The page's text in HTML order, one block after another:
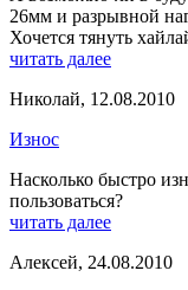
26мм и разрывной
Хочется тянуть
читать далее
Николай, 12.08.2010
Износ
Насколько быстро
пользоваться?
читать далее
Алексей, 24.08.2010